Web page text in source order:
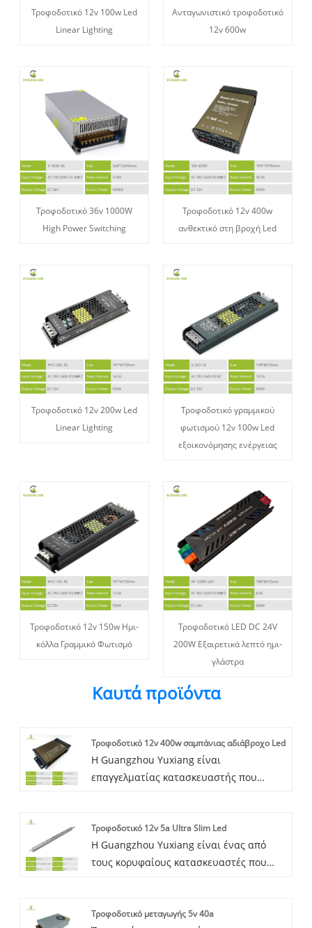
Τροφοδοτικό 12v 100w Led
Linear Lighting
Ανταγωνιστικό τροφοδοτικό
12v 600w
Τροφοδοτικό 36v 1000W
High Power Switching
Τροφοδοτικό 12v 400w
ανθεκτικό στη βροχή Led
Τροφοδοτικό 12v 200w Led
Linear Lighting
Τροφοδοτικό γραμμικού
φωτισμού 12v 100w Led
εξοικονόμησης ενέργειας
Τροφοδοτικό 12v 150w Ημι-
κόλλα Γραμμικό Φωτισμό
Τροφοδοτικό LED DC 24V
200W Εξαιρετικά λεπτό ημι-
γλάστρα
Καυτά προϊόντα
Τροφοδοτικό 12v 400w σαμπάνιας αδιάβροχο Led
Η Guangzhou Yuxiang είναι
επαγγελματίας κατασκευαστής που
συσσωρεύσει πολλά χρόνια εμπειρίας
έρευνας και ανάπτυξης προϊόντων, με
επαγγελματική εξυπηρέτηση, εξαιρετική
συνεργασίας με πελάτες στο σπίτι.
Τροφοδοτικό 12v 5a Ultra Slim Led
Η Guangzhou Yuxiang είναι ένας από
τους κορυφαίους κατασκευαστές που
συσσωρεύσει πολυετή εμπειρία στην
Τροφοδοτικό μεταγωγής 5v 40a